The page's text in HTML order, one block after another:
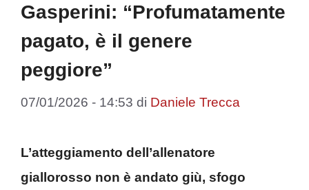
Gasperini: “Profumatamente
pagato, è il genere
peggiore”
07/01/2026 - 14:53 di Daniele Trecca
L’atteggiamento dell’allenatore
giallorosso non è andato giù, sfogo